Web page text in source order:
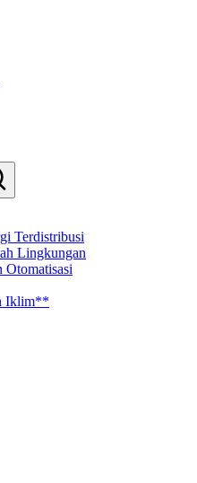
Terdistribusi
Lingkungan
Otomatisasi
Iklim**